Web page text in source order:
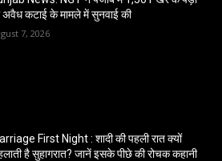
अवैध कटाई के मामले में सुनवाई की
7, 2026
First Night : शादी की पहली रात क्यों
है सुहागरात? जानें इसके पीछे की रोचक कहानी